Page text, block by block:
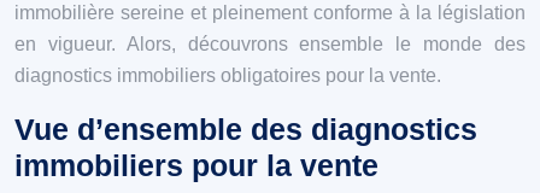
immobilière sereine et pleinement conforme à la législation
en vigueur. Alors, découvrons ensemble le monde des
diagnostics immobiliers obligatoires pour la vente.
Vue d’ensemble des diagnostics
immobiliers pour la vente